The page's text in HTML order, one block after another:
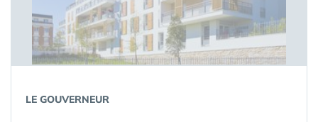
LE GOUVERNEUR